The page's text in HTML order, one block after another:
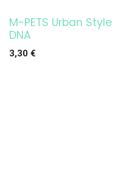
M-PETS Urban Style
DNA
3,30 €